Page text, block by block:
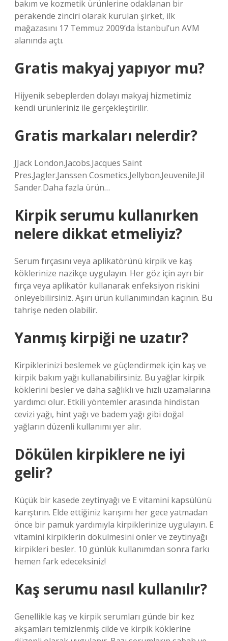
bakım ve kozmetik ürünlerine odaklanan bir
perakende zinciri olarak kurulan şirket, ilk
mağazasını 17 Temmuz 2009’da İstanbul’un AVM
alanında açtı.
Gratis makyaj yapıyor mu?
Hijyenik sebeplerden dolayı makyaj hizmetimiz
kendi ürünleriniz ile gerçekleştirilir.
Gratis markaları nelerdir?
JJack London.Jacobs.Jacques Saint
Pres.Jagler.Janssen Cosmetics.Jellybon.Jeuvenile.Jil
Sander.Daha fazla ürün…
Kirpik serumu kullanırken
nelere dikkat etmeliyiz?
Serum fırçasını veya aplikatörünü kirpik ve kaş
köklerinize nazikçe uygulayın. Her göz için ayrı bir
fırça veya aplikatör kullanarak enfeksiyon riskini
önleyebilirsiniz. Aşırı ürün kullanımından kaçının. Bu
tahrişe neden olabilir.
Yanmış kirpiği ne uzatır?
Kirpiklerinizi beslemek ve güçlendirmek için kaş ve
kirpik bakım yağı kullanabilirsiniz. Bu yağlar kirpik
köklerini besler ve daha sağlıklı ve hızlı uzamalarına
yardımcı olur. Etkili yöntemler arasında hindistan
cevizi yağı, hint yağı ve badem yağı gibi doğal
yağların düzenli kullanımı yer alır.
Dökülen kirpiklere ne iyi
gelir?
Küçük bir kasede zeytinyağı ve E vitamini kapsülünü
karıştırın. Elde ettiğiniz karışımı her gece yatmadan
önce bir pamuk yardımıyla kirpiklerinize uygulayın. E
vitamini kirpiklerin dökülmesini önler ve zeytinyağı
kirpikleri besler. 10 günlük kullanımdan sonra farkı
hemen fark edeceksiniz!
Kaş serumu nasıl kullanılır?
Genellikle kaş ve kirpik serumları günde bir kez
akşamları temizlenmiş cilde ve kirpik köklerine